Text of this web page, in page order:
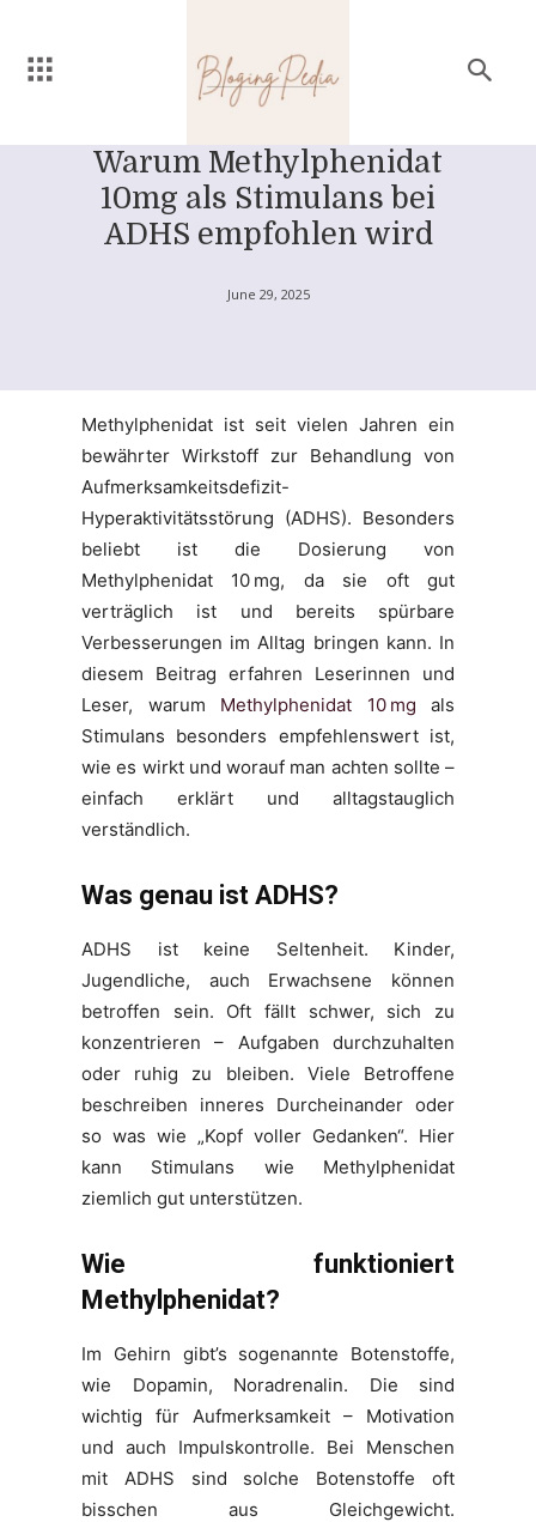
Warum Methylphenidat
10mg als Stimulans bei
ADHS empfohlen wird
June 29, 2025
Methylphenidat ist seit vielen Jahren ein
bewährter Wirkstoff zur Behandlung von
Aufmerksamkeitsdefizit-
Hyperaktivitätsstörung (ADHS). Besonders
beliebt ist die Dosierung von
Methylphenidat 10 mg, da sie oft gut
verträglich ist und bereits spürbare
Verbesserungen im Alltag bringen kann. In
diesem Beitrag erfahren Leserinnen und
Leser, warum Methylphenidat 10 mg als
Stimulans besonders empfehlenswert ist,
wie es wirkt und worauf man achten sollte –
einfach erklärt und alltagstauglich
verständlich.
Was genau ist ADHS?
ADHS ist keine Seltenheit. Kinder,
Jugendliche, auch Erwachsene können
betroffen sein. Oft fällt schwer, sich zu
konzentrieren – Aufgaben durchzuhalten
oder ruhig zu bleiben. Viele Betroffene
beschreiben inneres Durcheinander oder
so was wie „Kopf voller Gedanken“. Hier
kann Stimulans wie Methylphenidat
ziemlich gut unterstützen.
Wie funktioniert
Methylphenidat?
Im Gehirn gibt’s sogenannte Botenstoffe,
wie Dopamin, Noradrenalin. Die sind
wichtig für Aufmerksamkeit – Motivation
und auch Impulskontrolle. Bei Menschen
mit ADHS sind solche Botenstoffe oft
bisschen aus Gleichgewicht.